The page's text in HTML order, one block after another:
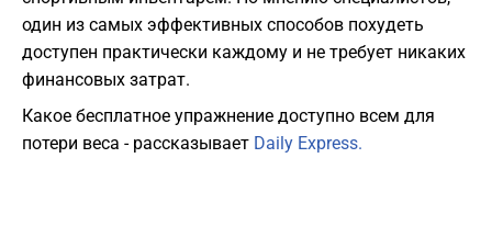
один из самых эффективных способов похудеть
доступен практически каждому и не требует никаких
финансовых затрат.
Какое бесплатное упражнение доступно всем для
потери веса - рассказывает Daily Express.